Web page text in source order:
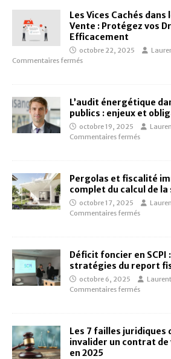
Les Vices Cachés
Vente : Protégez vos
Efficacement
octobre 22, 2025
Commentaires fermés
L’audit énergétique
publics : enjeux et
octobre 19, 2025
Commentaires fermés
Pergolas et fiscalité
complet du calcul de
octobre 17, 2025
Commentaires fermés
Déficit foncier en SCPI
stratégies du report
octobre 6, 2025
Commentaires fermés
Les 7 failles juridiques
invalider un contrat
en 2025